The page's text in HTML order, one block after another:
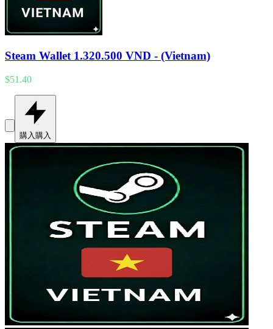
Steam Wallet 1.320.500 VND - (Vietnam)
$51.40
購入 購入